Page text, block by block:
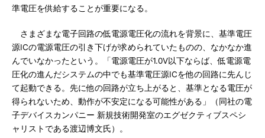
準電圧を供給することが重要になる。
さまざまな電子回路の低電源電圧化の流れを背景に、基準電圧
源ICの電源電圧の引き下げが求められていたものの、なかなか進
んでいなかったという。「電源電圧が1.0V以下ならば、低電源電
圧化の進んだシステムの中でも基準電圧源ICを他の回路に先んじ
て起動できる。先に他の回路が立ち上がると、基準となる電圧が
得られないため、動作が不安定になる可能性がある」（同社の電
子デバイスカンパニー 新規技術開発室のエグゼクティブスペシ
ャリストである渡辺博文氏）。